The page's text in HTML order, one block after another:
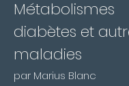
Métabolismes
diabètes et
maladies
par Marius Blanc